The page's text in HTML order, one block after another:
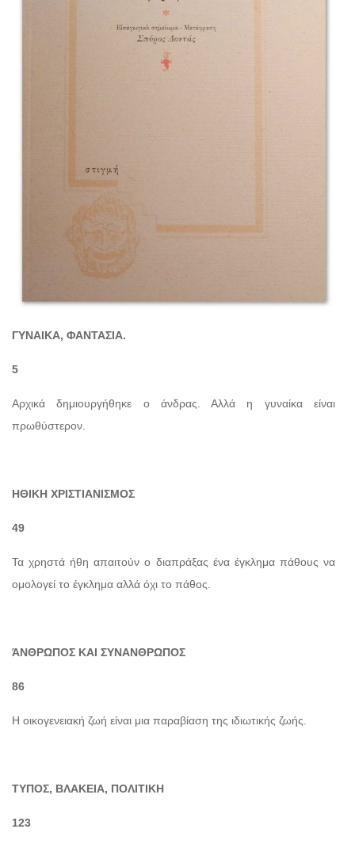
ΓΥΝΑΙΚΑ, ΦΑΝΤΑΣΙΑ.
5
Αρχικά δημιουργήθηκε ο άνδρας. Αλλά η γυναίκα είναι
πρωθύστερον.
ΗΘΙΚΗ ΧΡΙΣΤΙΑΝΙΣΜΟΣ
49
Τα χρηστά ήθη απαιτούν ο διαπράξας ένα έγκλημα πάθους να
ομολογεί το έγκλημα αλλά όχι το πάθος.
ΆΝΘΡΩΠΟΣ ΚΑΙ ΣΥΝΑΝΘΡΩΠΟΣ
86
Η οικογενειακή ζωή είναι μια παραβίαση της ιδιωτικής ζωής.
ΤΥΠΟΣ, ΒΛΑΚΕΙΑ, ΠΟΛΙΤΙΚΗ
123